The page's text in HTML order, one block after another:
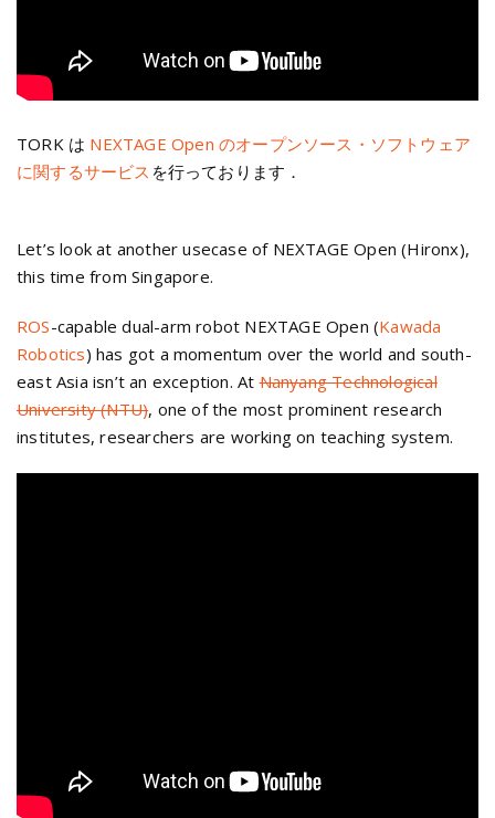
TORK は NEXTAGE Open のオープンソース・ソフトウェア
に関するサービス を行っております．
Let’s look at another usecase of NEXTAGE Open (Hironx),
this time from Singapore.
ROS-capable dual-arm robot NEXTAGE Open (Kawada
Robotics) has got a momentum over the world and south-
east Asia isn’t an exception. AtNanyang Technological
University (NTU), one of the most prominent research
institutes, researchers are working on teaching system.